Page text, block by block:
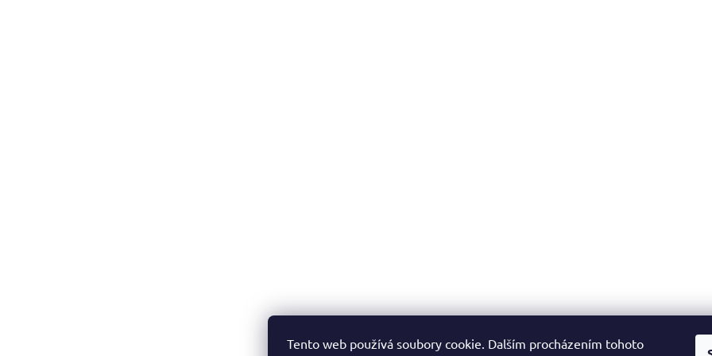
Tento web používá soubory cookie. Dalším procházením tohoto